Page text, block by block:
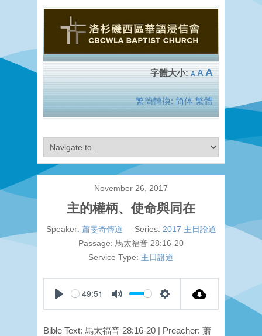
A A A
繁簡轉換: 简体 繁體
November 26, 2017
主的權柄、使命與同在
Speaker: 蕭旻奇傳道 Series: 2017 主日證道
Passage: 馬太福音 28:16-20
Service Type: 主日證道
Play
-49:51
Mute Settings
Bible Text: 馬太福音 28:16-20 | Preacher: 蕭